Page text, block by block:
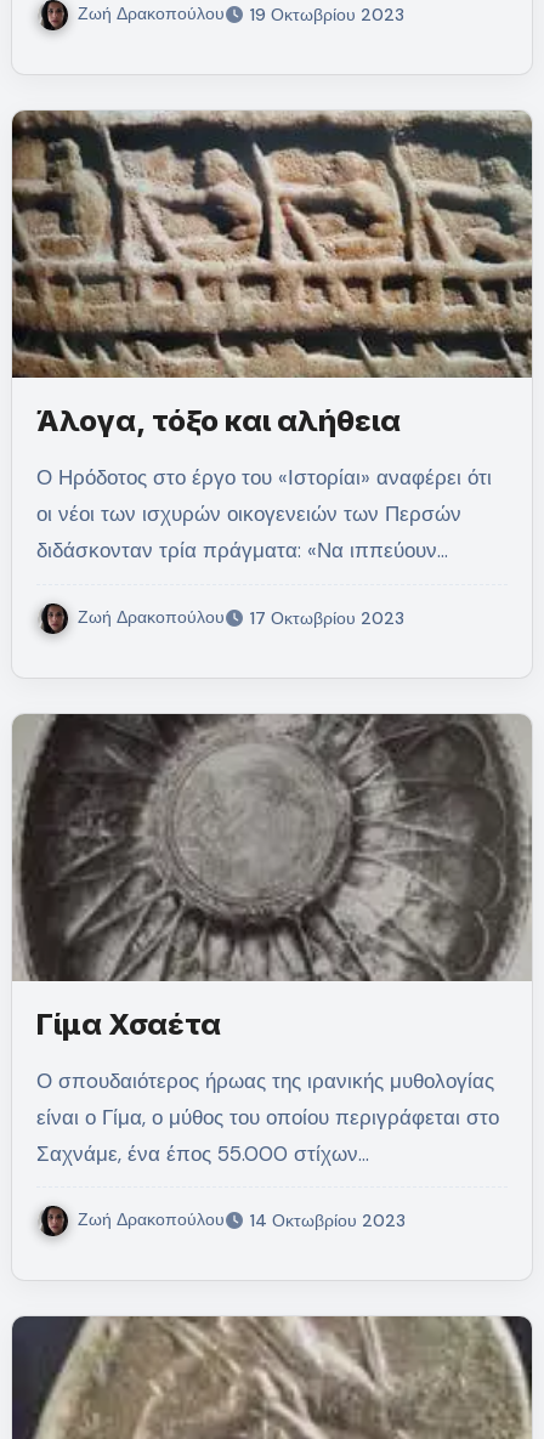
Ζωή Δρακοπούλου 19 Οκτωβρίου 2023
Άλογα, τόξο και αλήθεια
Ο Ηρόδοτος στο έργο του «Ιστορίαι» αναφέρει ότι
οι νέοι των ισχυρών οικογενειών των Περσών
διδάσκονταν τρία πράγματα: «Να ιππεύουν…
Ζωή Δρακοπούλου 17 Οκτωβρίου 2023
Γίμα Χσαέτα
Ο σπoυδαιότερος ήρωας της ιρανικής μυθολογίας
είναι ο Γίμα, ο μύθος του οποίου περιγράφεται στο
Σαχνάμε, ένα έπος 55.000 στίχων…
Ζωή Δρακοπούλου 14 Οκτωβρίου 2023